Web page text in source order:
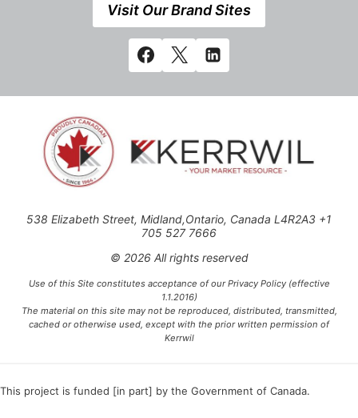
Visit Our Brand Sites
538 Elizabeth Street, Midland,Ontario, Canada L4R2A3 +1
705 527 7666
© 2026 All rights reserved
Use of this Site constitutes acceptance of our Privacy Policy (effective
1.1.2016)
The material on this site may not be reproduced, distributed, transmitted,
cached or otherwise used, except with the prior written permission of
Kerrwil
This project is funded [in part] by the Government of Canada.